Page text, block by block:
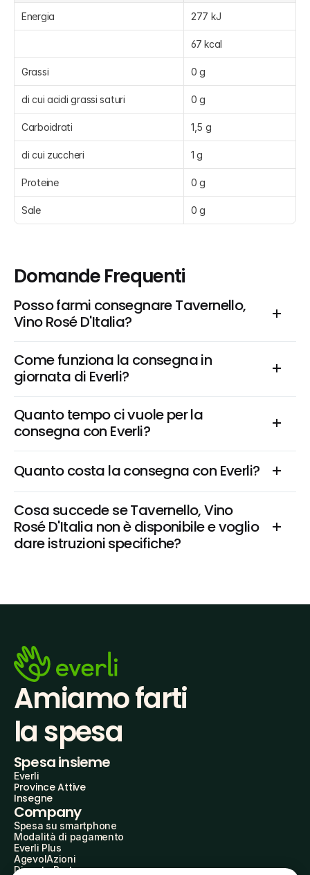
Energia 277 kJ
67 kcal
Grassi 0 g
di cui acidi grassi saturi 0 g
Carboidrati 1,5 g
di cui zuccheri 1 g
Proteine 0 g
Sale 0 g
Domande Frequenti
Posso farmi consegnare Tavernello,
Vino Rosé D'Italia?
Come funziona la consegna in
giornata di Everli?
Quanto tempo ci vuole per la
consegna con Everli?
Quanto costa la consegna con Everli?
Cosa succede se Tavernello, Vino
Rosé D'Italia non è disponibile e voglio
dare istruzioni specifiche?
Amiamo farti
la spesa
Spesa insieme
Everli
Province Attive
Insegne
Company
Spesa su smartphone
Modalità di pagamento
Everli Plus
AgevolAzioni
Diventa Partner